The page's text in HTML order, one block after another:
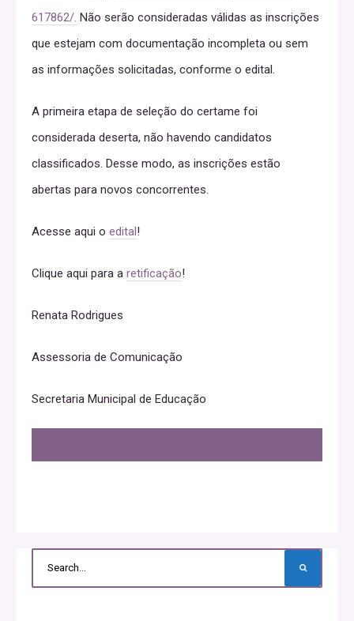
617862/. Não serão consideradas válidas as inscrições
que estejam com documentação incompleta ou sem
as informações solicitadas, conforme o edital.
A primeira etapa de seleção do certame foi
considerada deserta, não havendo candidatos
classificados. Desse modo, as inscrições estão
abertas para novos concorrentes.
Acesse aqui o edital!
Clique aqui para a retificação!
Renata Rodrigues
Assessoria de Comunicação
Secretaria Municipal de Educação